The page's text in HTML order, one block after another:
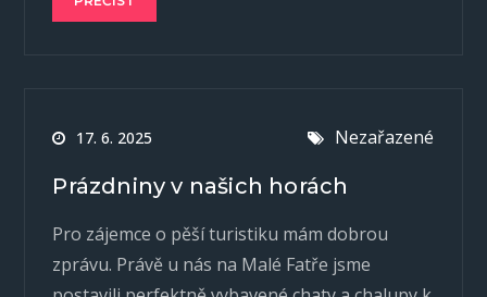
17. 6. 2025 Nezařazené
Prázdniny v našich horách
Pro zájemce o pěší turistiku mám dobrou
zprávu. Právě u nás na Malé Fatře jsme